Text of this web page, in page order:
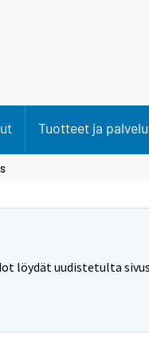
Tuotteet ja
löydät uudistetulta